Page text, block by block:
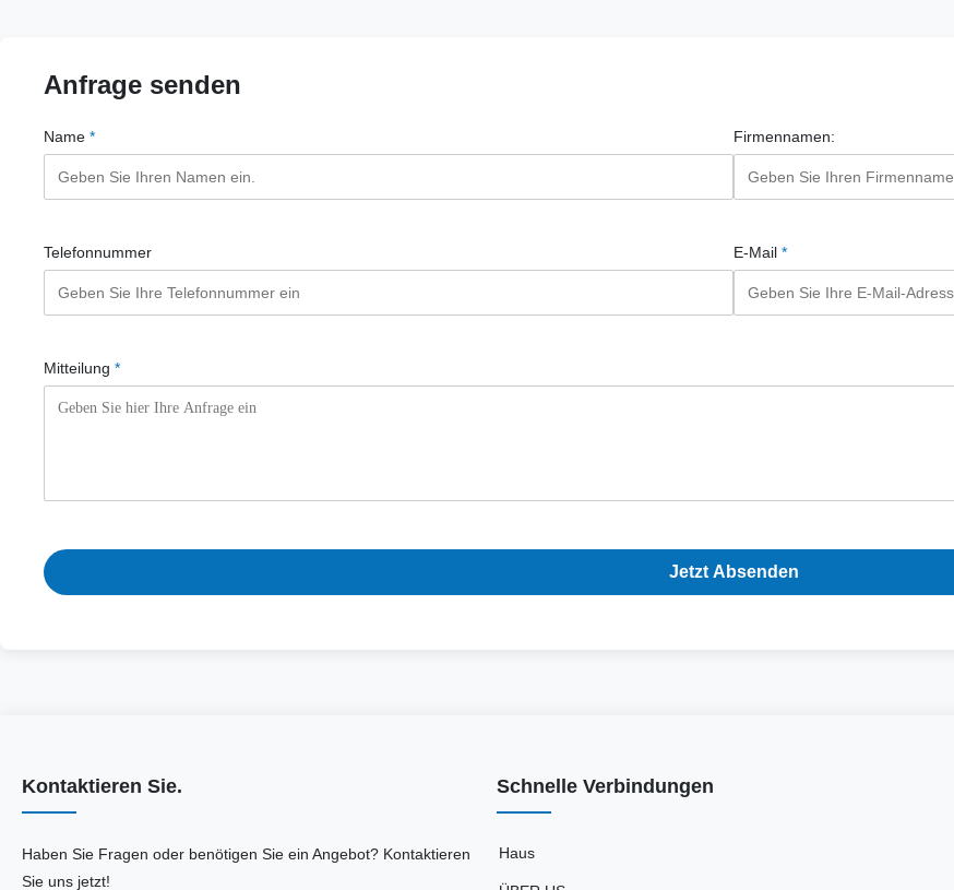
Anfrage senden
Name * Firmennamen:
Telefonnummer E-Mail *
Mitteilung *
Jetzt Absenden
Kontaktieren Sie.
Haben Sie Fragen oder benötigen Sie ein Angebot? Kontaktieren
Sie uns jetzt!
Schnelle Verbindungen
Haus